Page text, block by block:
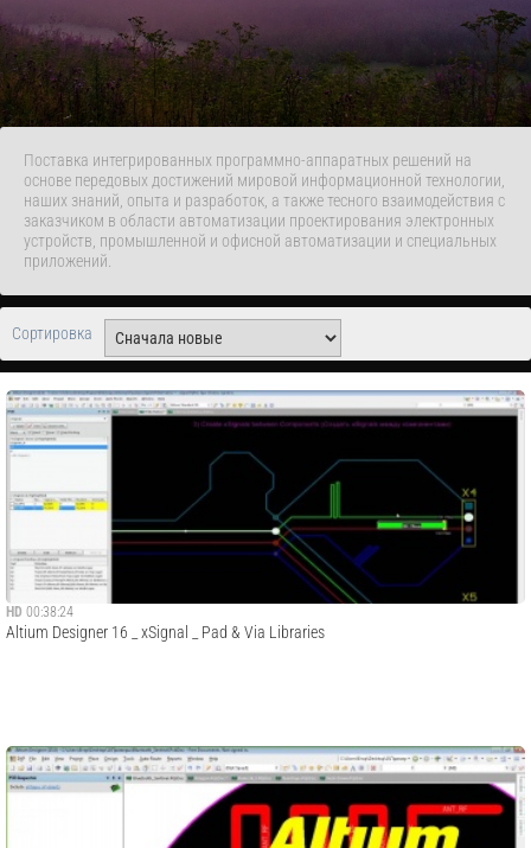
Поставка интегрированных программно-аппаратных решений на
основе передовых достижений мировой информационной технологии,
наших знаний, опыта и разработок, а также тесного взаимодействия с
заказчиком в области автоматизации проектирования электронных
устройств, промышленной и офисной автоматизации и специальных
приложений.
Сортировка
HD 00:38:24
Altium Designer 16 _ xSignal _ Pad & Via Libraries